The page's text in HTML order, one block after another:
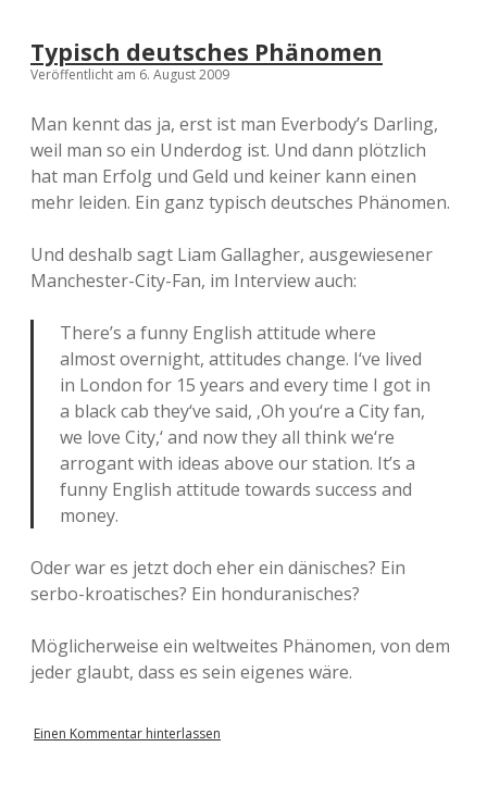
Typisch deutsches Phänomen
Veröffentlicht am 6. August 2009
Man kennt das ja, erst ist man Everbody’s Darling,
weil man so ein Underdog ist. Und dann plötzlich
hat man Erfolg und Geld und keiner kann einen
mehr leiden. Ein ganz typisch deutsches Phänomen.
Und deshalb sagt Liam Gallagher, ausgewiesener
Manchester-City-Fan, im Interview auch:
There’s a funny English attitude where
almost overnight, attitudes change. I‘ve lived
in London for 15 years and every time I got in
a black cab they‘ve said, ‚Oh you‘re a City fan,
we love City,‘ and now they all think we‘re
arrogant with ideas above our station. It’s a
funny English attitude towards success and
money.
Oder war es jetzt doch eher ein dänisches? Ein
serbo-kroatisches? Ein honduranisches?
Möglicherweise ein weltweites Phänomen, von dem
jeder glaubt, dass es sein eigenes wäre.
Einen Kommentar hinterlassen